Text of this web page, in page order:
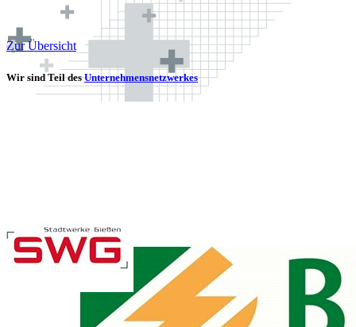
Zur Übersicht
Wir sind Teil desUnternehmensnetzwerkes